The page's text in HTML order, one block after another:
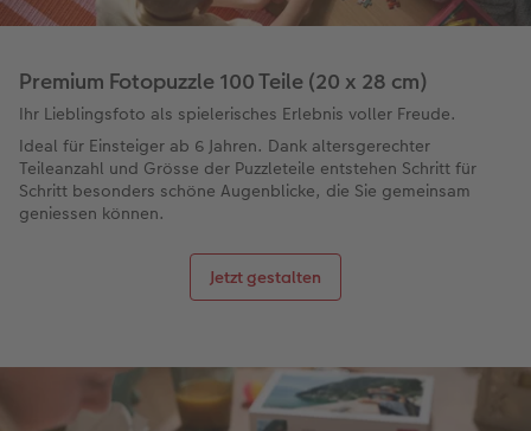
Premium Fotopuzzle 100 Teile (20 x 28 cm)
Ihr Lieblingsfoto als spielerisches Erlebnis voller Freude.
Ideal für Einsteiger ab 6 Jahren. Dank altersgerechter
Teileanzahl und Grösse der Puzzleteile entstehen Schritt für
Schritt besonders schöne Augenblicke, die Sie gemeinsam
geniessen können.
Jetzt gestalten